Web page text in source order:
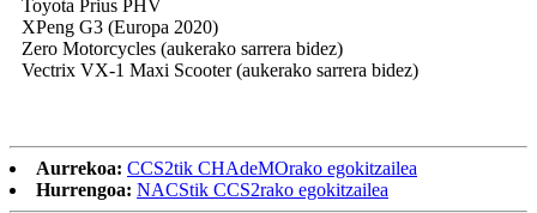
Toyota Prius PHV
XPeng G3 (Europa 2020)
Zero Motorcycles (aukerako sarrera bidez)
Vectrix VX-1 Maxi Scooter (aukerako sarrera bidez)
Aurrekoa: CCS2tik CHAdeMOrako egokitzailea
Hurrengoa: NACStik CCS2rako egokitzailea